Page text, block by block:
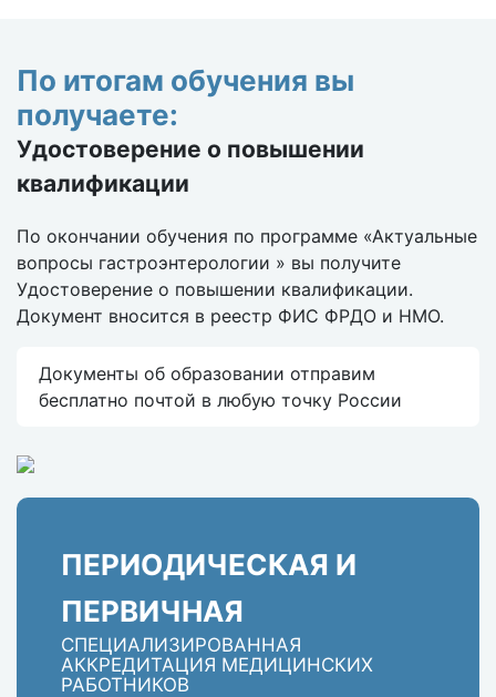
По итогам обучения вы
получаете:
Удостоверение о повышении
квалификации
По окончании обучения по программе «Актуальные
вопросы гастроэнтерологии » вы получите
Удостоверение о повышении квалификации.
Документ вносится в реестр ФИС ФРДО и НМО.
Документы об образовании отправим
бесплатно почтой в любую точку России
ПЕРИОДИЧЕСКАЯ И
ПЕРВИЧНАЯ
СПЕЦИАЛИЗИРОВАННАЯ
АККРЕДИТАЦИЯ МЕДИЦИНСКИХ
РАБОТНИКОВ